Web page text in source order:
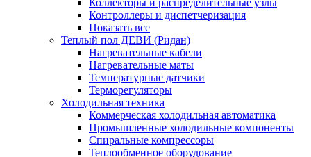
Коллекторы и распределительные узлы
Контроллеры и диспетчеризация
Показать все
Теплый пол ДЕВИ (Ридан)
Нагревательные кабели
Нагревательные маты
Температурные датчики
Терморегуляторы
Холодильная техника
Коммерческая холодильная автоматика
Промышленные холодильные компоненты
Спиральные компрессоры
Теплообменное оборудование